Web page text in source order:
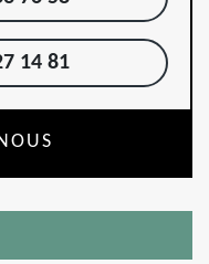
14 81